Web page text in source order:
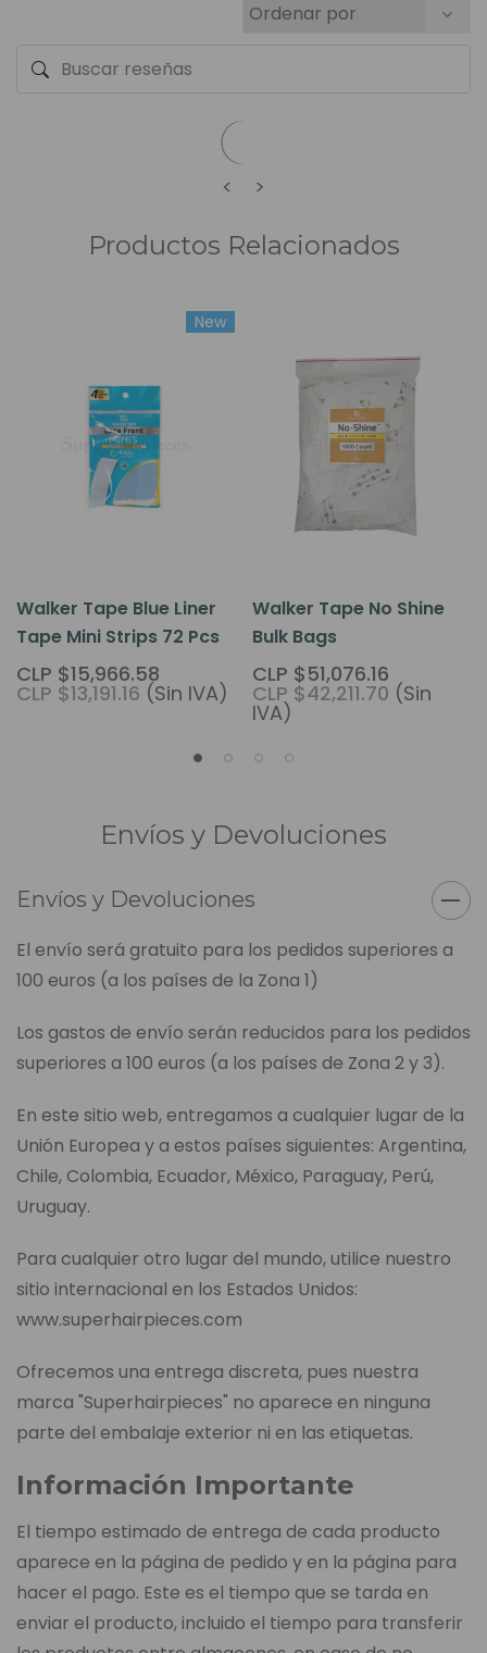
< >
Productos Relacionados
New
Walker Tape Blue Liner
Tape Mini Strips 72 Pcs
CLP $15,966.58
CLP $13,191.16 (Sin IVA)
Walker Tape No Shine
Bulk Bags
CLP $51,076.16
CLP $42,211.70 (Sin
IVA)
Envíos y Devoluciones
Envíos y Devoluciones
El envío será gratuito para los pedidos superiores a
100 euros (a los países de la Zona 1)
Los gastos de envío serán reducidos para los pedidos
superiores a 100 euros (a los países de Zona 2 y 3).
En este sitio web, entregamos a cualquier lugar de la
Unión Europea y a estos países siguientes: Argentina,
Chile, Colombia, Ecuador, México, Paraguay, Perú,
Uruguay.
Para cualquier otro lugar del mundo, utilice nuestro
sitio internacional en los Estados Unidos:
www.superhairpieces.com
Ofrecemos una entrega discreta, pues nuestra
marca "Superhairpieces" no aparece en ninguna
parte del embalaje exterior ni en las etiquetas.
Información Importante
El tiempo estimado de entrega de cada producto
aparece en la página de pedido y en la página para
hacer el pago. Este es el tiempo que se tarda en
enviar el producto, incluido el tiempo para transferir